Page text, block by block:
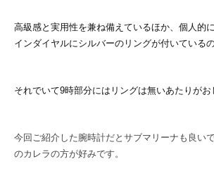
高級感と実用性を兼ね備えているほか、個人的
インダイヤルにシルバーのリングが付いている
それでいて9時部分にはリングは無いあたりがお
今回ご紹介した腕時計だとサブマリーナも良い
のカレラの方が好みです。